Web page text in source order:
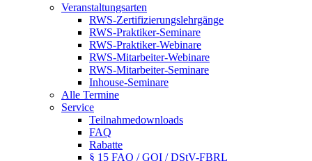
Veranstaltungsarten
RWS-Zertifizierungslehrgänge
RWS-Praktiker-Seminare
RWS-Praktiker-Webinare
RWS-Mitarbeiter-Webinare
RWS-Mitarbeiter-Seminare
Inhouse-Seminare
Alle Termine
Service
Teilnahmedownloads
FAQ
Rabatte
§ 15 FAO / GOI / DStV-FBRL